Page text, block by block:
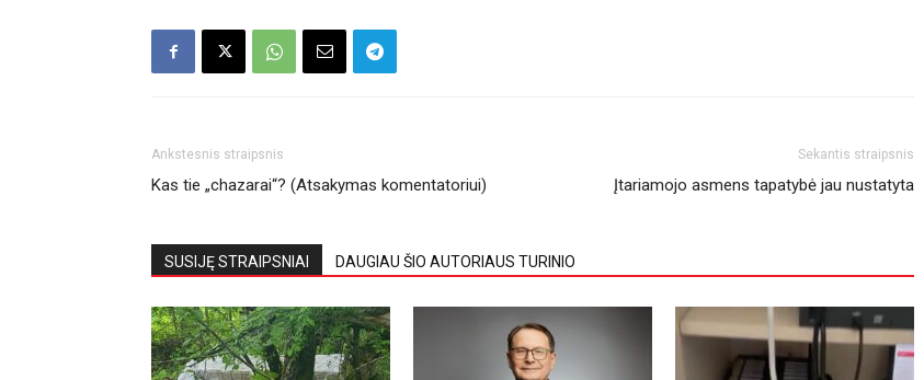
Ankstesnis straipsnis
Kas tie „chazarai“? (Atsakymas komentatoriui)
Sekantis straipsnis
Įtariamojo asmens tapatybė jau nustatyta
SUSIJĘ STRAIPSNIAI DAUGIAU ŠIO AUTORIAUS TURINIO